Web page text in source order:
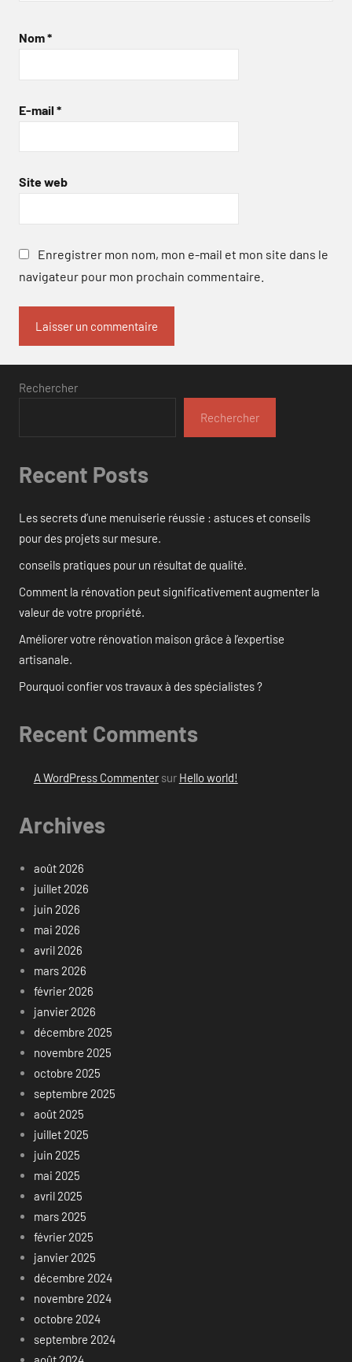
Nom*
E-mail *
Site web
Enregistrer mon nom, mon e-mail et mon site dans le
navigateur pour mon prochain commentaire.
Rechercher
Rechercher
Recent Posts
Les secrets d’une menuiserie réussie : astuces et conseils
pour des projets sur mesure.
conseils pratiques pour un résultat de qualité.
Comment la rénovation peut significativement augmenter la
valeur de votre propriété.
Améliorer votre rénovation maison grâce à l’expertise
artisanale.
Pourquoi confier vos travaux à des spécialistes ?
Recent Comments
A WordPress Commentersur Hello world!
Archives
août 2026
juillet 2026
juin 2026
mai 2026
avril 2026
mars 2026
février 2026
janvier 2026
décembre 2025
novembre 2025
octobre 2025
septembre 2025
août 2025
juillet 2025
juin 2025
mai 2025
avril 2025
mars 2025
février 2025
janvier 2025
décembre 2024
novembre 2024
octobre 2024
septembre 2024